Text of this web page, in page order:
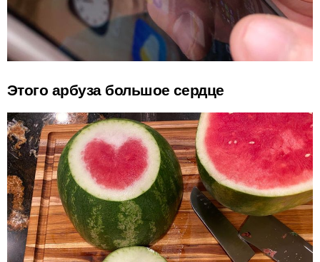
Этого арбуза большое сердце